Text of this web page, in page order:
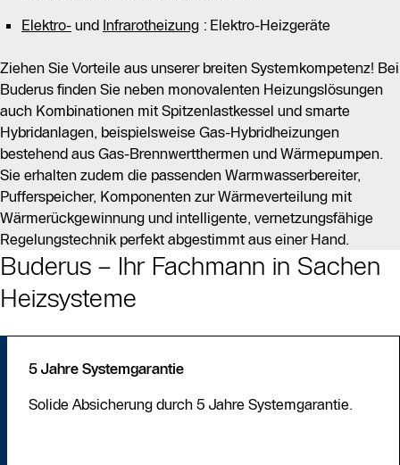
Elektro- und Infrarotheizung : Elektro-Heizgeräte
Ziehen Sie Vorteile aus unserer breiten Systemkompetenz! Bei
Buderus finden Sie neben monovalenten Heizungslösungen
auch Kombinationen mit Spitzenlastkessel und smarte
Hybridanlagen, beispielsweise Gas-Hybridheizungen
bestehend aus Gas-Brennwertthermen und Wärmepumpen.
Sie erhalten zudem die passenden Warmwasserbereiter,
Pufferspeicher, Komponenten zur Wärmeverteilung mit
Wärmerückgewinnung und intelligente, vernetzungsfähige
Regelungstechnik perfekt abgestimmt aus einer Hand.
Buderus – Ihr Fachmann in Sachen
Heizsysteme
5 Jahre Systemgarantie
Solide Absicherung durch 5 Jahre Systemgarantie.